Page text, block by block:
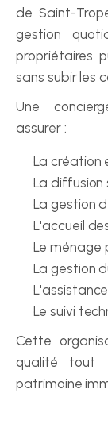
de Saint-
gestion
propriétaires
sans subir les
Une
assurer :
La création
La diffusion
La gestion
L'accueil
Le ménage
La gestion
Le suivi
Cette
qualité tout
patrimoine